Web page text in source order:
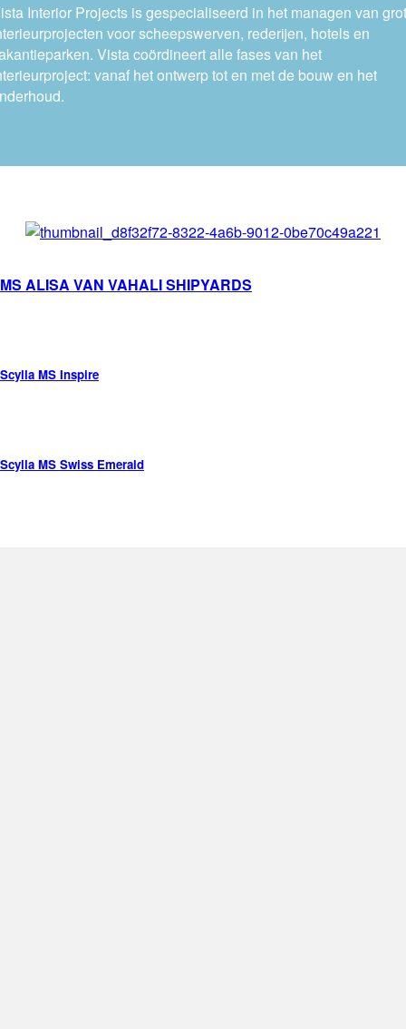
Interior Projects is gespecialiseerd in het managen van
voor scheepswerven, rederijen, hotels en
Vista coördineert alle fases van het
vanaf het ontwerp tot en met de bouw en het
MS ALISA VAN VAHALI SHIPYARDS
Scylla MS Inspire
Scylla MS Swiss Emerald